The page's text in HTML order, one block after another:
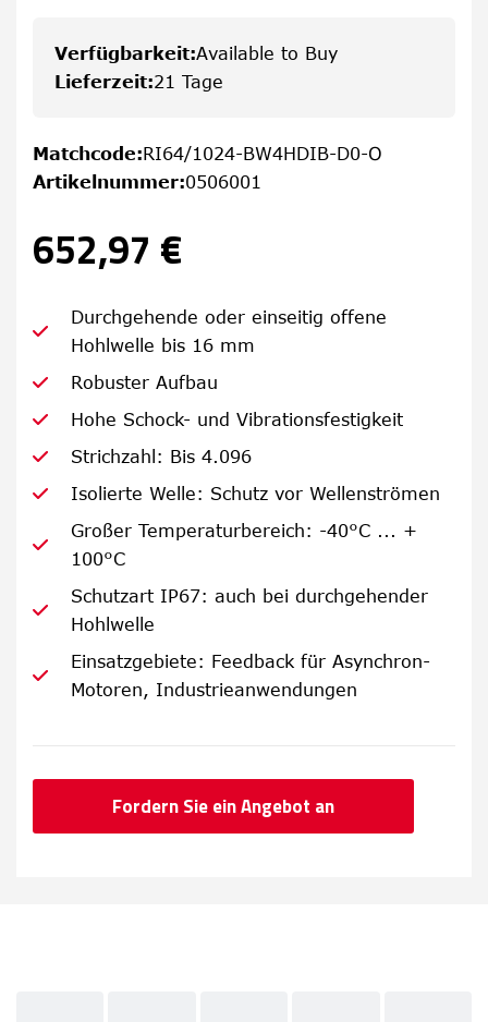
Verfügbarkeit:Available to Buy
Lieferzeit:21 Tage
Matchcode:RI64/1024-BW4HDIB-D0-O
Artikelnummer:0506001
652,97 €
Durchgehende oder einseitig offene
Hohlwelle bis 16 mm
Robuster Aufbau
Hohe Schock- und Vibrationsfestigkeit
Strichzahl: Bis 4.096
Isolierte Welle: Schutz vor Wellenströmen
Großer Temperaturbereich: -40°C ... +
100°C
Schutzart IP67: auch bei durchgehender
Hohlwelle
Einsatzgebiete: Feedback für Asynchron-
Motoren, Industrieanwendungen
Fordern Sie ein Angebot an